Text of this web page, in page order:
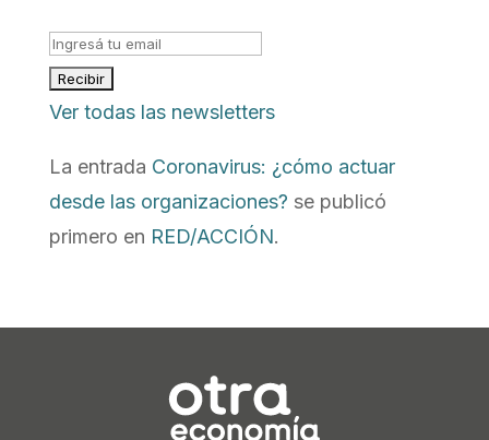
Ver todas las newsletters
La entrada Coronavirus: ¿cómo actuar
desde las organizaciones? se publicó
primero en RED/ACCIÓN.